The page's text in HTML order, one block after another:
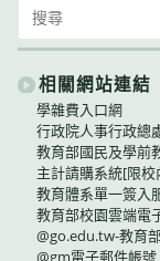
for:
相關網站連結
學雜費入口網
行政院人事行政總
教育部國民及學前
主計請購系統[限校
教育體系單一簽入
教育部校園雲端電
@go.edu.tw-教育
@gm電子郵件帳號